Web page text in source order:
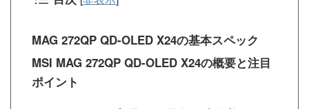
MAG 272QP QD-OLED X24の基本スペック
MSI MAG 272QP QD-OLED X24の概要と注目
ポイント